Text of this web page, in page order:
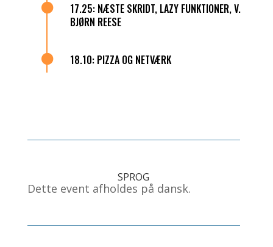

17.25: NÆSTE SKRIDT, LAZY FUNKTIONER, V.
BJØRN REESE
 18.10: PIZZA OG NETVÆRK
SPROG
Dette event afholdes på dansk.